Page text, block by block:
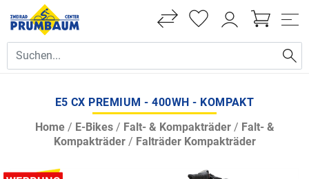
E5 CX PREMIUM - 400WH - KOMPAKT
Home/ E-Bikes/ Falt- & Kompakträder/ Falt- &
Kompakträder/ Falträder Kompakträder